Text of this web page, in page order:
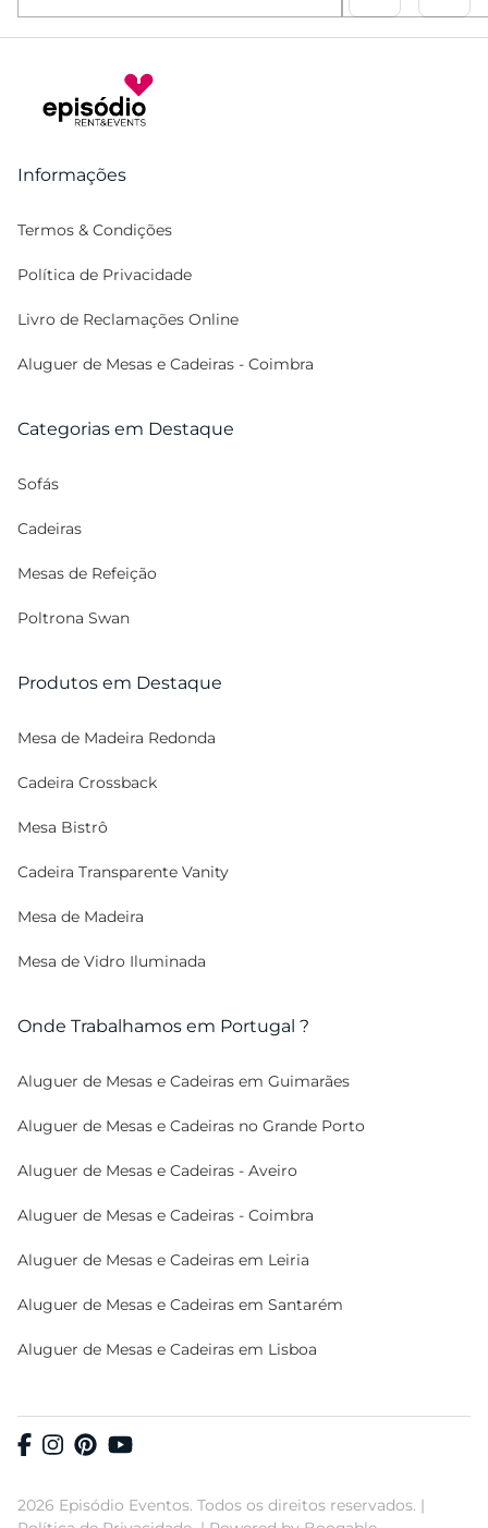
Informações
Termos & Condições
Política de Privacidade
Livro de Reclamações Online
Aluguer de Mesas e Cadeiras - Coimbra
Categorias em Destaque
Sofás
Cadeiras
Mesas de Refeição
Poltrona Swan
Produtos em Destaque
Mesa de Madeira Redonda
Cadeira Crossback
Mesa Bistrô
Cadeira Transparente Vanity
Mesa de Madeira
Mesa de Vidro Iluminada
Onde Trabalhamos em Portugal ?
Aluguer de Mesas e Cadeiras em Guimarães
Aluguer de Mesas e Cadeiras no Grande Porto
Aluguer de Mesas e Cadeiras - Aveiro
Aluguer de Mesas e Cadeiras - Coimbra
Aluguer de Mesas e Cadeiras em Leiria
Aluguer de Mesas e Cadeiras em Santarém
Aluguer de Mesas e Cadeiras em Lisboa
2026 Episódio Eventos. Todos os direitos reservados. |